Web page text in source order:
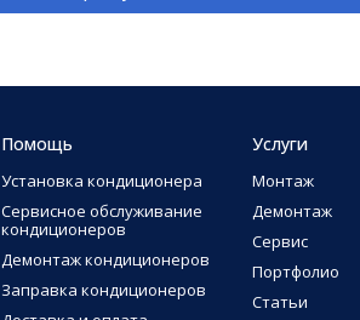
Помощь
Установка кондиционера
Сервисное обслуживание
кондиционеров
Демонтаж кондиционеров
Заправка кондиционеров
Услуги
Монтаж
Демонтаж
Сервис
Портфолио
Статьи